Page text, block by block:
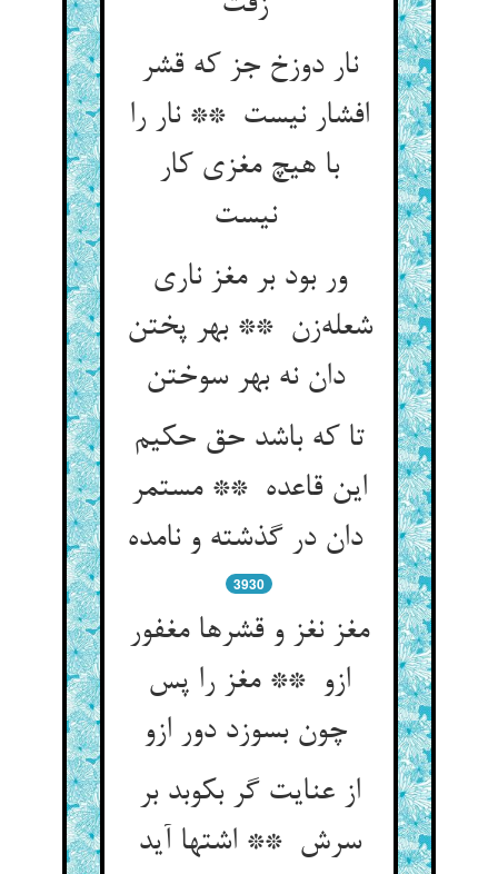
نار دوزخ جز که قشر
افشار نیست ** نار را
با هیچ مغزی کار
نیست
ور بود بر مغز ناری
شعله‌زن ** بهر پختن
دان نه بهر سوختن
تا که باشد حق حکیم
این قاعده ** مستمر
دان در گذشته و نامده
3930
مغز نغز و قشرها مغفور
ازو ** مغز را پس
چون بسوزد دور ازو
از عنایت گر بکوبد بر
سرش ** اشتها آید